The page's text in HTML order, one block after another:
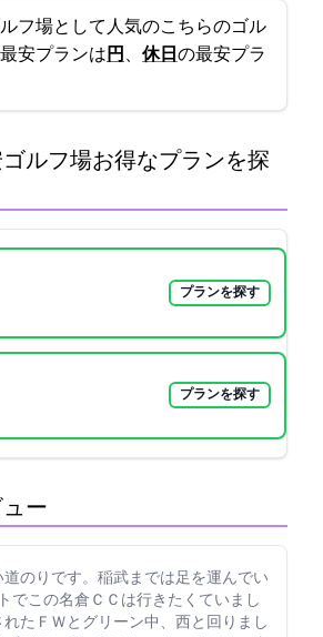
フ場として人気のこちらのゴル
安プランは 5500円 、 休日 の最安プラ
ルフ場:お得なプランを探
プランを探す
プランを探す
ー
のりです。稲武までは足を運んでい
でこの名倉ＣＣは行きたくていまし
たＦＷとグリーン中、西と回りまし